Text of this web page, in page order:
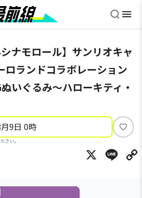
シナモロール】サンリオキャ
ロランドコラボレーション
いぐるみ～ハローキティ・
9日 0時
さい。
い
ね
X